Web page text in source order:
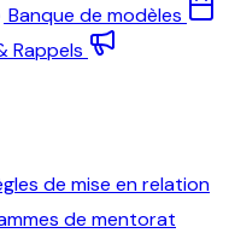
Banque de modèles
Rappels
de mise en relation
de mentorat